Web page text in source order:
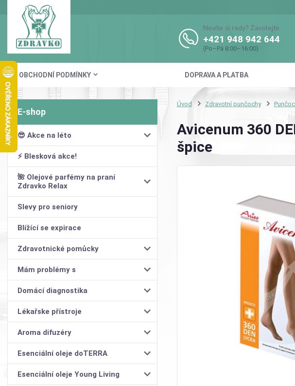
OBCHODNÍ PODMÍNKY DOPRAVA A PLATBA
Nevíte si rady? Zavolejte.
+421 948 942 644
(Po–Pá 8:00–16:00)
😎 Akce na léto
⚡ Blesková akce!
🌺 Olejové parfémy na praní
Zdravko Relax
Slevy pro seniory
Blížící se expirace
Zdravotnické pomůcky
Mám problémy s
Domácí diagnostika
Lékařske přístroje
Aroma difuzéry
Esenciální oleje doTERRA
Esenciální oleje Young Living
Úvod Zdravotní punčochy
Avicenum 360
špice